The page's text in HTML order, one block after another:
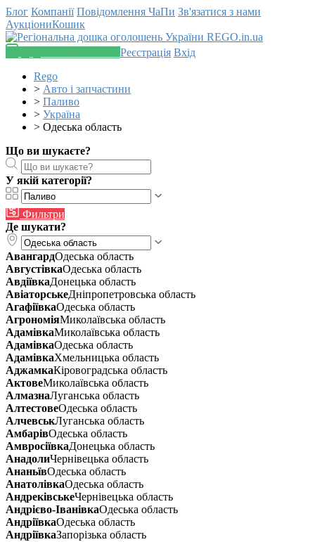
Блог Компанії Повідомлення ЧаПи Зв'язатися з нами
АукціониКошик
Реєстрація Вхід
Rego
> Авто і запчастини
> Паливо
> Україна
> Одеська область
Що ви шукаєте?
У якій категорії?
Фильтри
Де шукати?
АвангардОдеська область
АвгустівкаОдеська область
АвдіївкаДонецька область
АвіаторськеДніпропетровська область
АгафіївкаОдеська область
АгрономіяМиколаївська область
АдамівкаМиколаївська область
АдамівкаОдеська область
АдамівкаХмельницька область
АджамкаКіровоградська область
АктовеМиколаївська область
АлмазнаЛуганська область
АлтестовеОдеська область
АлчевськЛуганська область
АмбарівОдеська область
АмвросіївкаДонецька область
АнадолиЧернівецька область
АнаньївОдеська область
АнатолівкаОдеська область
АндреківськеЧернівецька область
Андрієво-ІванівкаОдеська область
АндріївкаОдеська область
АндріївкаЗапорізька область